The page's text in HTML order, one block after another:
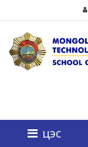
цэс